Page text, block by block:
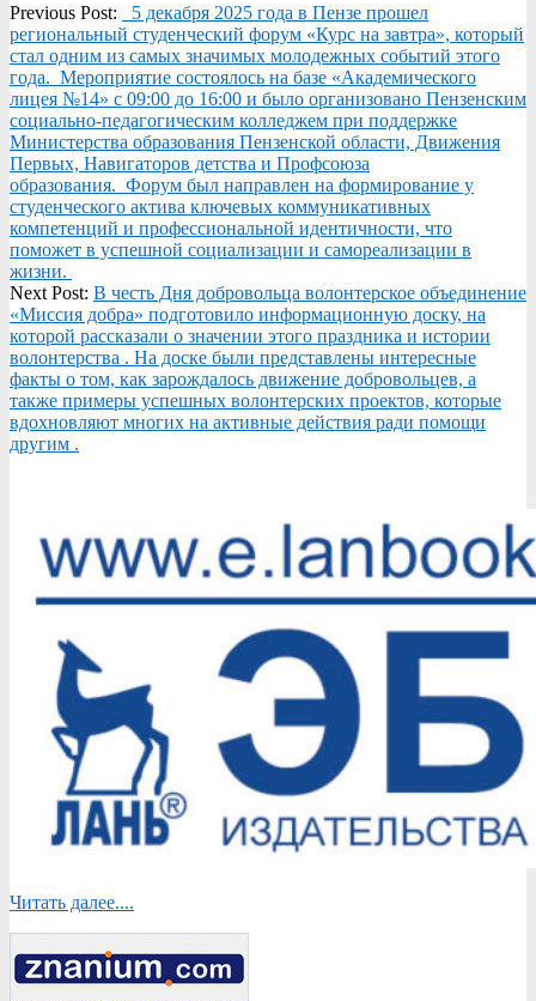
2025-
12-
10
Previous Post:
5 декабря 2025 года в Пензе прошел
региональный студенческий форум «Курс на завтра», который
стал одним из самых значимых молодежных событий этого
года. Мероприятие состоялось на базе «Академического
лицея №14» с 09:00 до 16:00 и было организовано Пензенским
социально-педагогическим колледжем при поддержке
Министерства образования Пензенской области, Движения
Первых, Навигаторов детства и Профсоюза
образования. Форум был направлен на формирование у
студенческого актива ключевых коммуникативных
компетенций и профессиональной идентичности, что
поможет в успешной социализации и самореализации в
жизни.
Next Post: В честь Дня добровольца волонтерское объединение
«Миссия добра» подготовило информационную доску, на
которой рассказали о значении этого праздника и истории
волонтерства . На доске были представлены интересные
факты о том, как зарождалось движение добровольцев, а
также примеры успешных волонтерских проектов, которые
вдохновляют многих на активные действия ради помощи
другим .
Читать далее....